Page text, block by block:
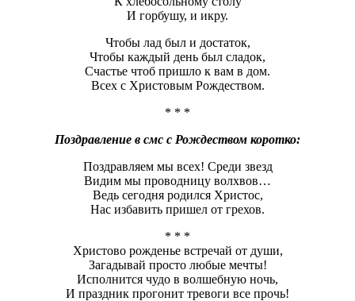
И горбушу, и икру.
Чтобы лад был и достаток,
Чтобы каждый день был сладок,
Счастье чтоб пришло к вам в дом.
Всех с Христовым Рождеством.
* * *
Поздравление в смс с Рождеством коротко:
Поздравляем мы всех! Среди звезд
Видим мы проводницу волхвов…
Ведь сегодня родился Христос,
Нас избавить пришел от грехов.
* * *
Христово рожденье встречай от души,
Загадывай просто любые мечты!
Исполнится чудо в волшебную ночь,
И праздник прогонит тревоги все прочь!